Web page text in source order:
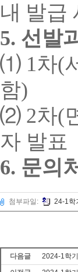
내 발급
5. 선발
⑴ 1차(
함)
⑵ 2차(
자 발표
6. 문의
첨부파일: 24-1학
다음글
2024-1학